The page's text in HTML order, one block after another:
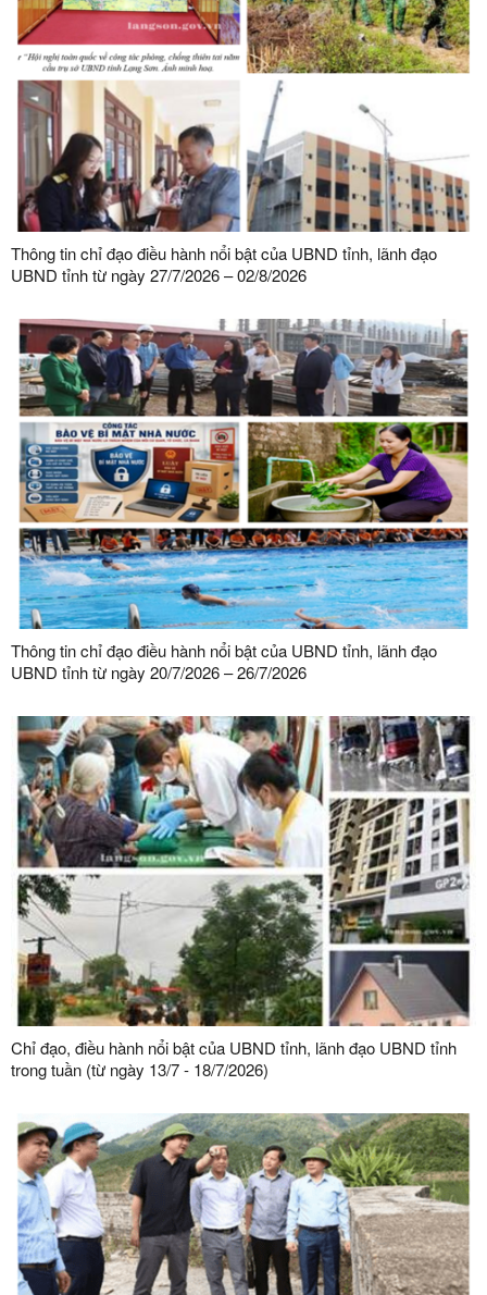
Thông tin chỉ đạo điều hành nổi bật của UBND tỉnh, lãnh đạo
UBND tỉnh từ ngày 27/7/2026 – 02/8/2026
Thông tin chỉ đạo điều hành nổi bật của UBND tỉnh, lãnh đạo
UBND tỉnh từ ngày 20/7/2026 – 26/7/2026
Chỉ đạo, điều hành nổi bật của UBND tỉnh, lãnh đạo UBND tỉnh
trong tuần (từ ngày 13/7 - 18/7/2026)